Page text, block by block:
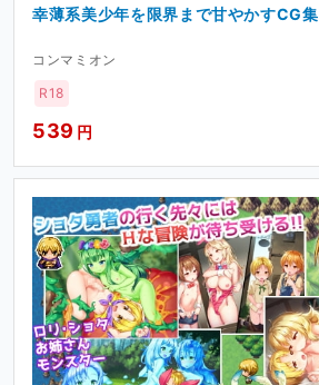
幸薄系美少年を限界まで甘やかすCG集
コンマミオン
R18
539 円